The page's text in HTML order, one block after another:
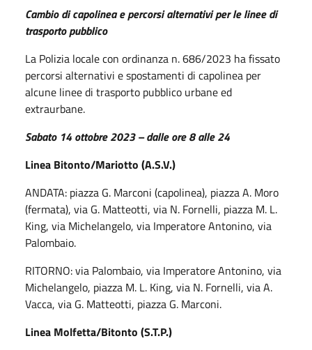
Cambio di capolinea e percorsi alternativi per le linee di
trasporto pubblico
La Polizia locale con ordinanza n. 686/2023 ha fissato
percorsi alternativi e spostamenti di capolinea per
alcune linee di trasporto pubblico urbane ed
extraurbane.
Sabato 14 ottobre 2023 – dalle ore 8 alle 24
Linea Bitonto/Mariotto (A.S.V.)
ANDATA: piazza G. Marconi (capolinea), piazza A. Moro
(fermata), via G. Matteotti, via N. Fornelli, piazza M. L.
King, via Michelangelo, via Imperatore Antonino, via
Palombaio.
RITORNO: via Palombaio, via Imperatore Antonino, via
Michelangelo, piazza M. L. King, via N. Fornelli, via A.
Vacca, via G. Matteotti, piazza G. Marconi.
Linea Molfetta/Bitonto (S.T.P.)